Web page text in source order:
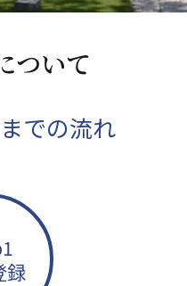
ついて
での流れ
録